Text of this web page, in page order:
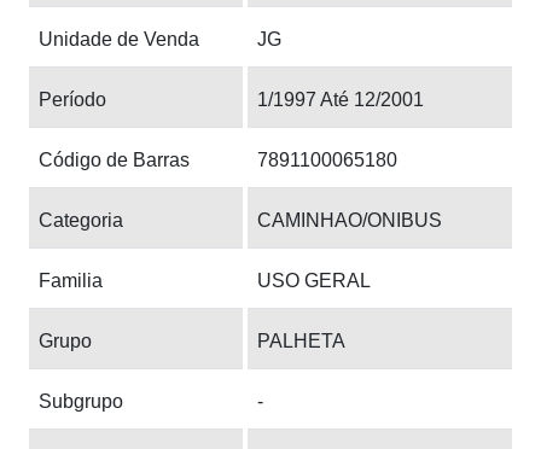
Unidade de Venda JG
Período 1/1997 Até 12/2001
Código de Barras 7891100065180
Categoria CAMINHAO/ONIBUS
Familia USO GERAL
Grupo PALHETA
Subgrupo -